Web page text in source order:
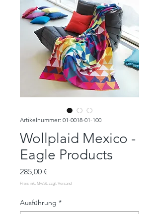
Artikelnummer: 01-0018-01-100
Wollplaid Mexico -
Eagle Products
285,00 €
Ausführung *